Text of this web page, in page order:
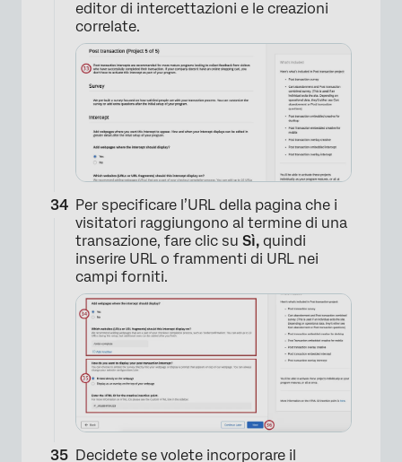
×
×
editor di intercettazioni e le creazioni
correlate.
Per specificare l’URL della pagina che i
visitatori raggiungono al termine di una
transazione, fare clic su Sì, quindi
inserire URL o frammenti di URL nei
campi forniti.
Decidete se volete incorporare il